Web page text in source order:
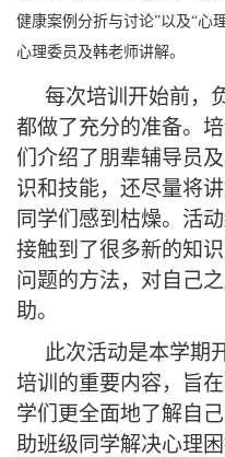
健康案例分折与讨论”以及“心
心理委员及韩老师讲解。
每次培训开始前，
都做了充分的准备。
们介绍了朋辈辅导员
识和技能，还尽量将
同学们感到枯燥。活
接触到了很多新的知
问题的方法，对自己
助。
此次活动是本学期
培训的重要内容，旨
学们更全面地了解自
助班级同学解决心理